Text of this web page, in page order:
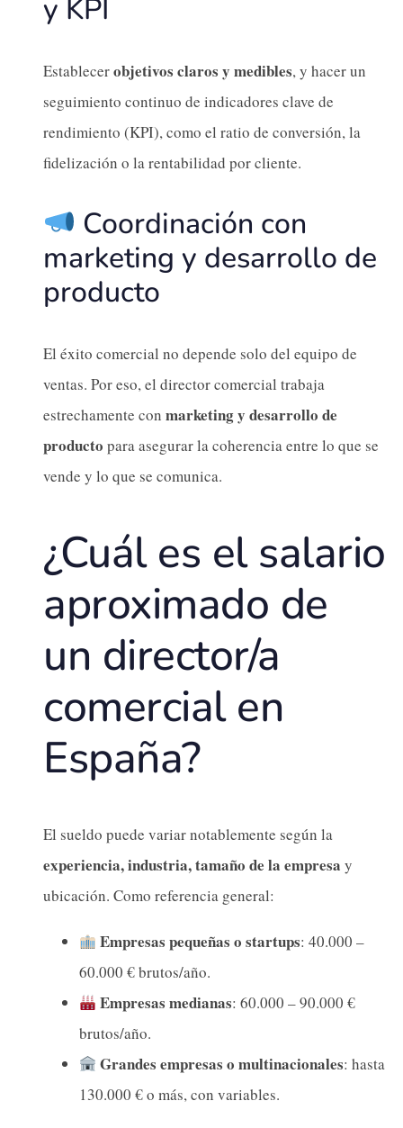
y KPI
Establecerobjetivos claros y medibles, y hacer un
seguimiento continuo de indicadores clave de
rendimiento (KPI), como el ratio de conversión, la
fidelización o la rentabilidad por cliente.
Coordinación con
marketing y desarrollo de
producto
El éxito comercial no depende solo del equipo de
ventas. Por eso, el director comercial trabaja
estrechamente con marketing y desarrollo de
producto para asegurar la coherencia entre lo que se
vende y lo que se comunica.
¿Cuál es el salario
aproximado de
un director/a
comercial en
España?
El sueldo puede variar notablemente según la
experiencia, industria, tamaño de la empresa y
ubicación. Como referencia general:
Empresas pequeñas o startups: 40.000 –
60.000 € brutos/año.
Empresas medianas: 60.000 – 90.000 €
brutos/año.
Grandes empresas o multinacionales: hasta
130.000 € o más, con variables.